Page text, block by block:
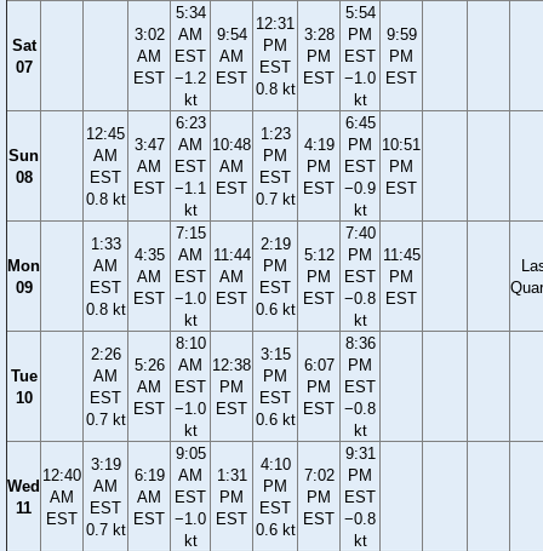
Sat
07
3:02
AM
EST
5:34
AM
EST
−1.2
kt
9:54
AM
EST
12:31
PM
EST
0.8 kt
3:28
PM
EST
5:54
PM
EST
−1.0
kt
9:59
PM
EST
Sun
08
12:45
AM
EST
0.8 kt
3:47
AM
EST
6:23
AM
EST
−1.1
kt
10:48
AM
EST
1:23
PM
EST
0.7 kt
4:19
PM
EST
6:45
PM
EST
−0.9
kt
10:51
PM
EST
Mon
09
1:33
AM
EST
0.8 kt
4:35
AM
EST
7:15
AM
EST
−1.0
kt
11:44
AM
EST
2:19
PM
EST
0.6 kt
5:12
PM
EST
7:40
PM
EST
−0.8
kt
11:45
PM
EST
Tue
10
2:26
AM
EST
0.7 kt
5:26
AM
EST
8:10
AM
EST
−1.0
kt
12:38
PM
EST
3:15
PM
EST
0.6 kt
6:07
PM
EST
8:36
PM
EST
−0.8
kt
Wed
11
12:40
AM
EST
3:19
AM
EST
0.7 kt
6:19
AM
EST
9:05
AM
EST
−1.0
kt
1:31
PM
EST
4:10
PM
EST
0.6 kt
7:02
PM
EST
9:31
PM
EST
−0.8
kt